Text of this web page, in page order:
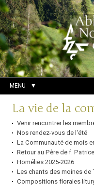
Aller
au
contenu.
|
Aller
à
la
navigation
Outils
personnels
Chercher par
Recherche
avancée…
MENU
Navigation
La vie de la
Venir rencontrer les
Nos rendez-vous de l'été
La Communauté de mois
Retour au Père de f. Patrice
Homélies 2025-2026
Les chants des moines de
Compositions florales